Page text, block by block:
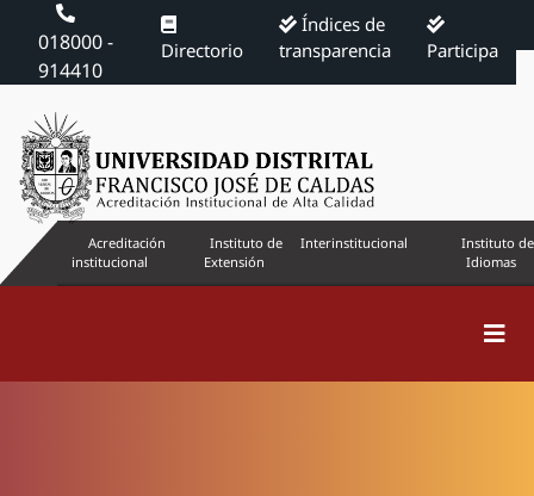
018000 -
914410
Directorio
Índices de
transparencia
Participa
Acreditación
institucional
Instituto de
Extensión
Interinstitucional
Instituto de
Idiomas